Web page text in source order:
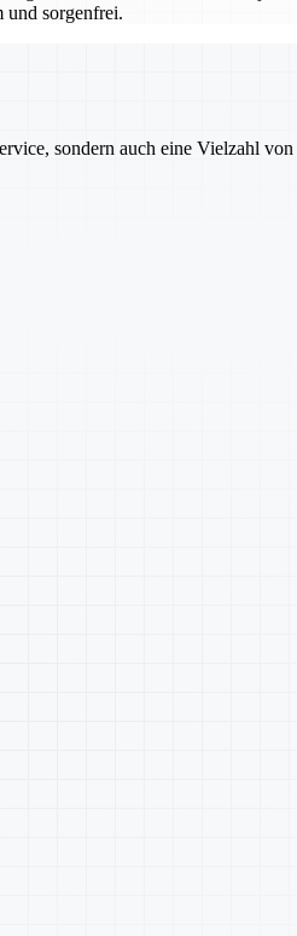
und sorgenfrei.
sondern auch eine Vielzahl